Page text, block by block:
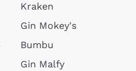
Kraken
Gin Mokey's
Bumbu
Gin Malfy